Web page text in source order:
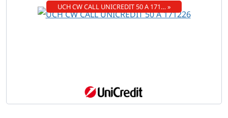
UCH CW CALL UNICREDIT 50 A 171… »